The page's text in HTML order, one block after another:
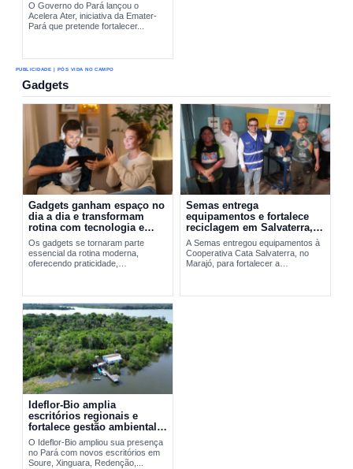
O Governo do Pará lançou o
Acelera Ater, iniciativa da Emater-
Pará que pretende fortalecer...
PUBLICIDADE | PÓS VIDA NO CAMPO
Gadgets
Gadgets ganham espaço no
dia a dia e transformam
rotina com tecnologia e
praticidade
Os gadgets se tornaram parte
essencial da rotina moderna,
oferecendo praticidade,
dispositivos vai do Walkman aos
smartphones...
Semas entrega
equipamentos e fortalece
reciclagem em Salvaterra,
no Marajó
A Semas entregou equipamentos à
Cooperativa Cata Salvaterra, no
Marajó, para fortalecer a
Ideflor-Bio amplia
escritórios regionais e
fortalece gestão ambiental
no Pará
O Ideflor-Bio ampliou sua presença
no Pará com novos escritórios em
Soure, Xinguara, Redenção,...